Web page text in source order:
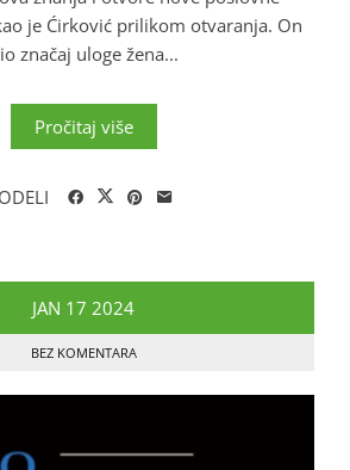
je Ćirković prilikom otvaranja. On
značaj uloge žena...
Pročitaj više
JAN 17 2024
BEZ KOMENTARA